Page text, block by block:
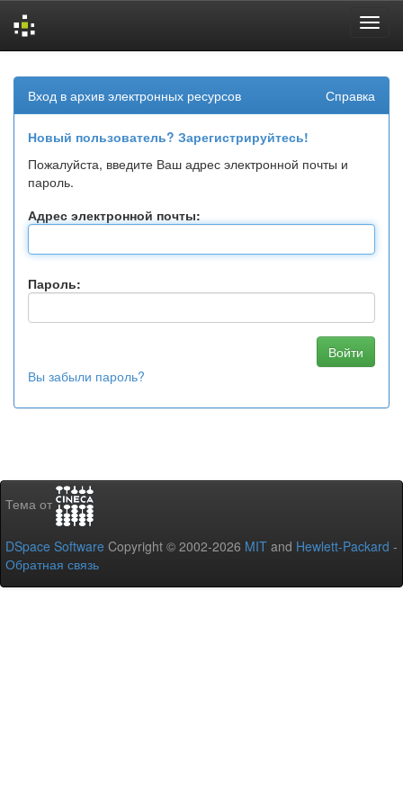
navigation
Вход в архив электронных ресурсов Справка
Новый пользователь? Зарегистрируйтесь!
Пожалуйста, введите Ваш адрес электронной почты и
пароль.
Адрес электронной почты:
Пароль:
Вы забыли пароль?
Тема от
DSpace Software Copyright © 2002-2026 MIT and Hewlett-Packard -
Обратная связь